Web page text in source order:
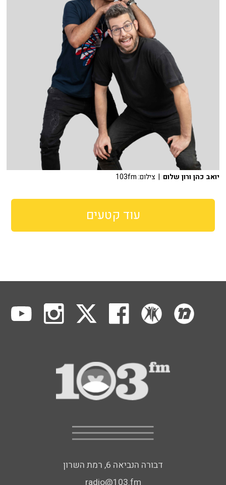
יואב כהן ורון שלום | צילום: 103fm
עוד קטעים
דבורה הנביאה 6, רמת השרון
radio@103.fm